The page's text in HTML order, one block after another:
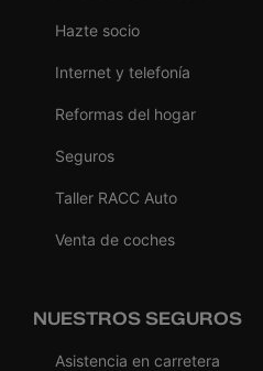
Hazte socio
Internet y telefonía
Reformas del hogar
Seguros
Taller RACC Auto
Venta de coches
NUESTROS SEGUROS
Asistencia en carretera